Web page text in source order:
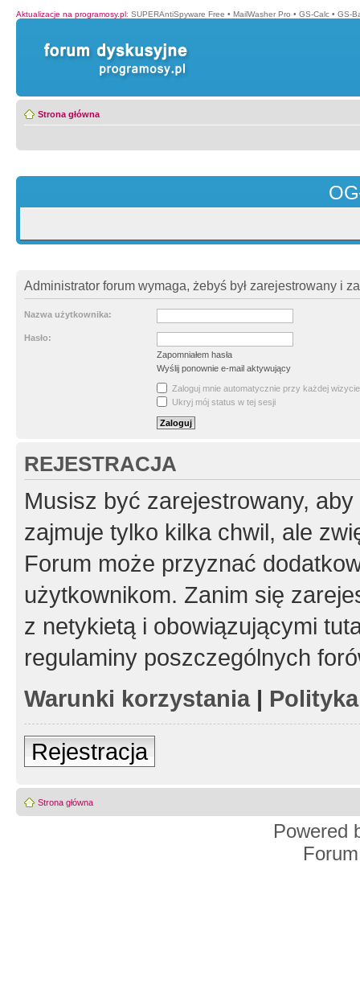
Aktualizacje na programosy.pl: SUPERAntiSpyware Free • MailWasher Pro • GS-Calc • GS-
Strona główna
Administrator forum wymaga, żebyś był zarejestrowany i
Nazwa użytkownika:
Hasło:
Zapomniałem hasła
Wyślij ponownie e-mail aktywujący
Zaloguj mnie automatycznie przy każdej wizycie
Ukryj mój status w tej sesji
REJESTRACJA
Musisz być zarejestrowany,
zajmuje tylko kilka chwil, ale
Forum może przyznać
użytkownikom. Zanim się
z netykietą i obowiązującymi
regulaminy poszczególnych
Warunki korzystania|
Rejestracja
Strona główna
Powered